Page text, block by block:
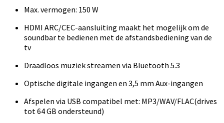
Max. vermogen: 150 W
HDMI ARC/CEC-aansluiting maakt het mogelijk om de
soundbar te bedienen met de afstandsbediening van de
tv
Draadloos muziek streamen via Bluetooth 5.3
Optische digitale ingangen en 3,5 mm Aux-ingangen
Afspelen via USB compatibel met: MP3/WAV/FLAC(drives
tot 64 GB ondersteund)